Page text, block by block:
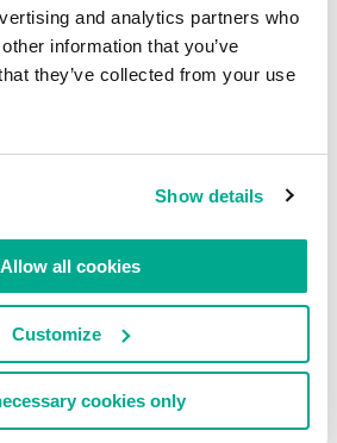
and analytics partners who
information that you’ve
they’ve collected from your use
Show details
Allow all cookies
Customize
cookies only